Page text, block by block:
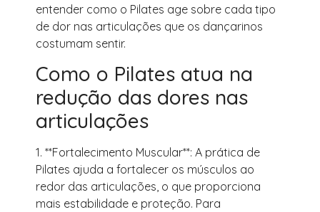
entender como o Pilates age sobre cada tipo
de dor nas articulações que os dançarinos
costumam sentir.
Como o Pilates atua na
redução das dores nas
articulações
1. **Fortalecimento Muscular**: A prática de
Pilates ajuda a fortalecer os músculos ao
redor das articulações, o que proporciona
mais estabilidade e proteção. Para